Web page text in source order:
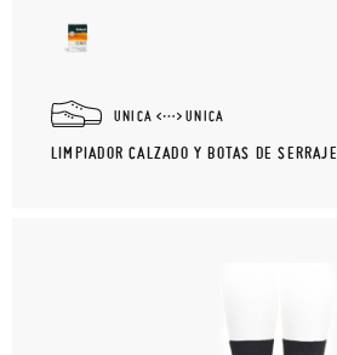
UNICA UNICA
LIMPIADOR CALZADO Y BOTAS DE SERRAJE